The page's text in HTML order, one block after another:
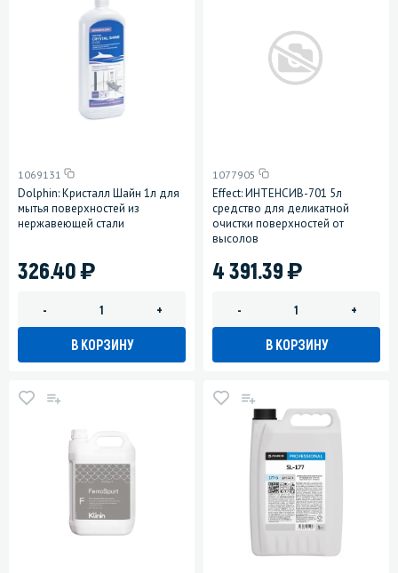
1069131
Dolphin: Кристалл Шайн 1л для
мытья поверхностей из
нержавеющей стали
326.40)
- +
В КОРЗИНУ
1077905
Effect: ИНТЕНСИВ-701 5л
средство для деликатной
очистки поверхностей от
высолов
4 391.39)
- +
В КОРЗИНУ